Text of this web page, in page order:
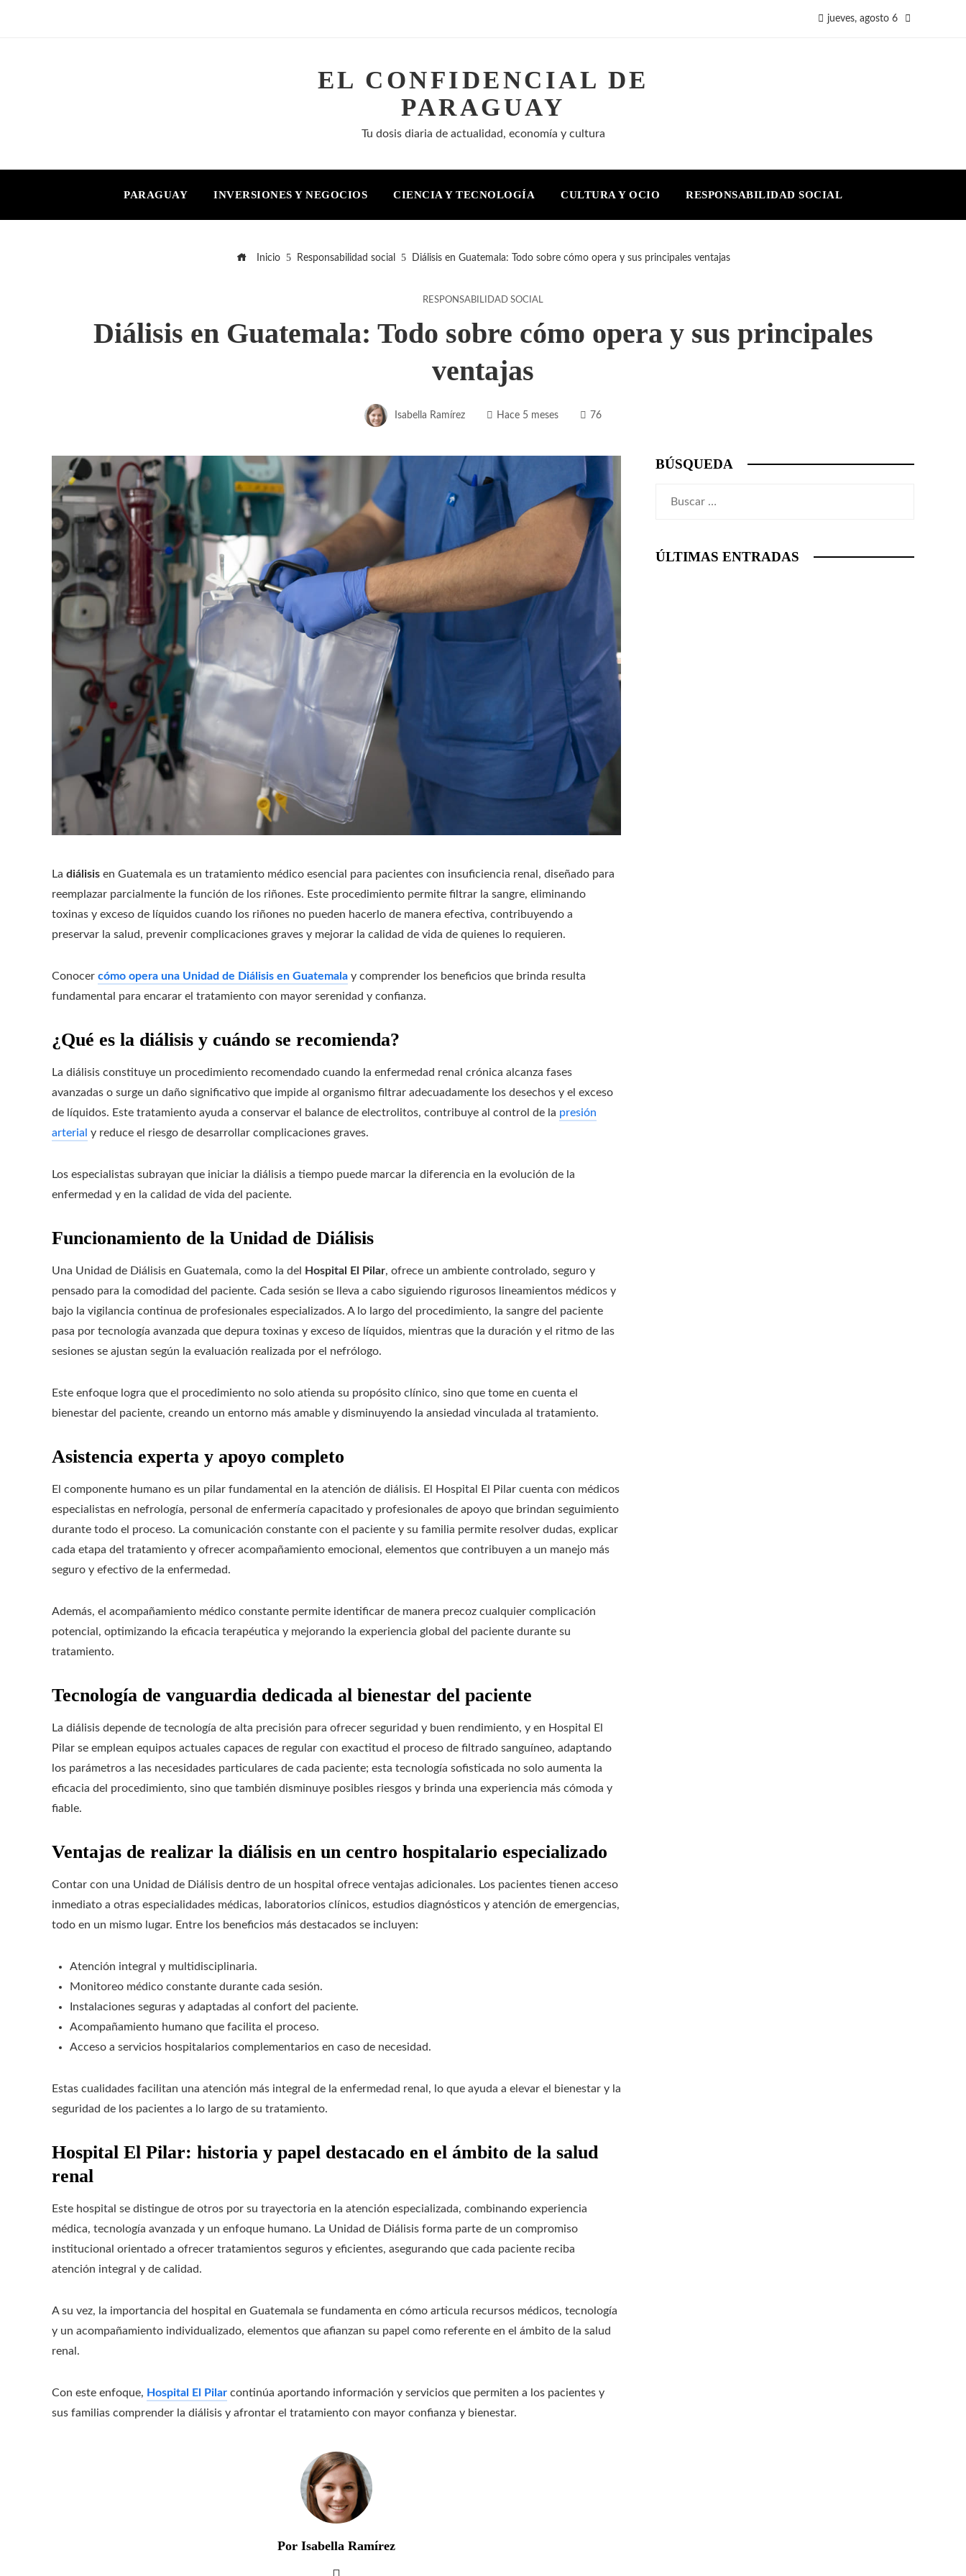
jueves, agosto 6
EL CONFIDENCIAL DE
PARAGUAY
Tu dosis diaria de actualidad, economía y cultura
PARAGUAY INVERSIONES Y NEGOCIOS CIENCIA Y TECNOLOGÍA CULTURA Y OCIO RESPONSABILIDAD SOCIAL
Inicio Responsabilidad social Diálisis en Guatemala: Todo sobre cómo opera y sus principales ventajas
RESPONSABILIDAD SOCIAL
Diálisis en Guatemala: Todo sobre cómo opera y sus principales
ventajas
Isabella Ramírez Hace 5 meses 76
La diálisis en Guatemala es un tratamiento médico esencial para pacientes con insuficiencia renal, diseñado para
reemplazar parcialmente la función de los riñones. Este procedimiento permite filtrar la sangre, eliminando
toxinas y exceso de líquidos cuando los riñones no pueden hacerlo de manera efectiva, contribuyendo a
preservar la salud, prevenir complicaciones graves y mejorar la calidad de vida de quienes lo requieren.
Conocer cómo opera una Unidad de Diálisis en Guatemala y comprender los beneficios que brinda resulta
fundamental para encarar el tratamiento con mayor serenidad y confianza.
¿Qué es la diálisis y cuándo se recomienda?
La diálisis constituye un procedimiento recomendado cuando la enfermedad renal crónica alcanza fases
avanzadas o surge un daño significativo que impide al organismo filtrar adecuadamente los desechos y el exceso
de líquidos. Este tratamiento ayuda a conservar el balance de electrolitos, contribuye al control de la presión
arterial y reduce el riesgo de desarrollar complicaciones graves.
Los especialistas subrayan que iniciar la diálisis a tiempo puede marcar la diferencia en la evolución de la
enfermedad y en la calidad de vida del paciente.
Funcionamiento de la Unidad de Diálisis
Una Unidad de Diálisis en Guatemala, como la del Hospital El Pilar, ofrece un ambiente controlado, seguro y
pensado para la comodidad del paciente. Cada sesión se lleva a cabo siguiendo rigurosos lineamientos médicos y
bajo la vigilancia continua de profesionales especializados. A lo largo del procedimiento, la sangre del paciente
pasa por tecnología avanzada que depura toxinas y exceso de líquidos, mientras que la duración y el ritmo de las
sesiones se ajustan según la evaluación realizada por el nefrólogo.
Este enfoque logra que el procedimiento no solo atienda su propósito clínico, sino que tome en cuenta el
bienestar del paciente, creando un entorno más amable y disminuyendo la ansiedad vinculada al tratamiento.
Asistencia experta y apoyo completo
El componente humano es un pilar fundamental en la atención de diálisis. El Hospital El Pilar cuenta con médicos
especialistas en nefrología, personal de enfermería capacitado y profesionales de apoyo que brindan seguimiento
durante todo el proceso. La comunicación constante con el paciente y su familia permite resolver dudas, explicar
cada etapa del tratamiento y ofrecer acompañamiento emocional, elementos que contribuyen a un manejo más
seguro y efectivo de la enfermedad.
Además, el acompañamiento médico constante permite identificar de manera precoz cualquier complicación
potencial, optimizando la eficacia terapéutica y mejorando la experiencia global del paciente durante su
tratamiento.
Tecnología de vanguardia dedicada al bienestar del paciente
La diálisis depende de tecnología de alta precisión para ofrecer seguridad y buen rendimiento, y en Hospital El
Pilar se emplean equipos actuales capaces de regular con exactitud el proceso de filtrado sanguíneo, adaptando
los parámetros a las necesidades particulares de cada paciente; esta tecnología sofisticada no solo aumenta la
eficacia del procedimiento, sino que también disminuye posibles riesgos y brinda una experiencia más cómoda y
fiable.
Ventajas de realizar la diálisis en un centro hospitalario especializado
Contar con una Unidad de Diálisis dentro de un hospital ofrece ventajas adicionales. Los pacientes tienen acceso
inmediato a otras especialidades médicas, laboratorios clínicos, estudios diagnósticos y atención de emergencias,
todo en un mismo lugar. Entre los beneficios más destacados se incluyen:
Atención integral y multidisciplinaria.
Monitoreo médico constante durante cada sesión.
Instalaciones seguras y adaptadas al confort del paciente.
Acompañamiento humano que facilita el proceso.
Acceso a servicios hospitalarios complementarios en caso de necesidad.
Estas cualidades facilitan una atención más integral de la enfermedad renal, lo que ayuda a elevar el bienestar y la
seguridad de los pacientes a lo largo de su tratamiento.
Hospital El Pilar: historia y papel destacado en el ámbito de la salud
renal
Este hospital se distingue de otros por su trayectoria en la atención especializada, combinando experiencia
médica, tecnología avanzada y un enfoque humano. La Unidad de Diálisis forma parte de un compromiso
institucional orientado a ofrecer tratamientos seguros y eficientes, asegurando que cada paciente reciba
atención integral y de calidad.
A su vez, la importancia del hospital en Guatemala se fundamenta en cómo articula recursos médicos, tecnología
y un acompañamiento individualizado, elementos que afianzan su papel como referente en el ámbito de la salud
renal.
Con este enfoque, Hospital El Pilar continúa aportando información y servicios que permiten a los pacientes y
sus familias comprender la diálisis y afrontar el tratamiento con mayor confianza y bienestar.
Por Isabella Ramírez
BÚSQUEDA
ÚLTIMAS ENTRADAS